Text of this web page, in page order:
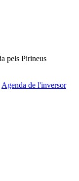
Agenda de l'inversor